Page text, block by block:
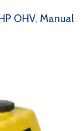
OHV, Manual